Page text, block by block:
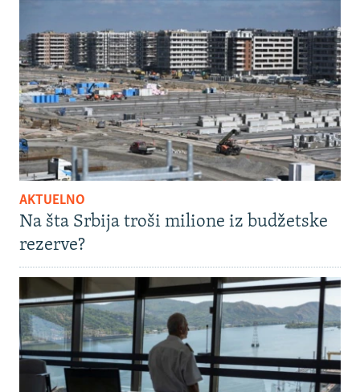
AKTUELNO
Na šta Srbija troši milione iz budžetske
rezerve?